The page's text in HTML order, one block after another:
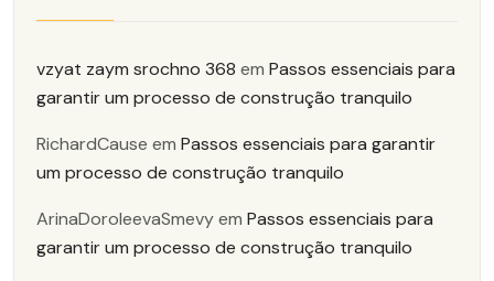
vzyat zaym srochno 368 em Passos essenciais para
garantir um processo de construção tranquilo
RichardCause em Passos essenciais para garantir
um processo de construção tranquilo
ArinaDoroleevaSmevyem Passos essenciais para
garantir um processo de construção tranquilo